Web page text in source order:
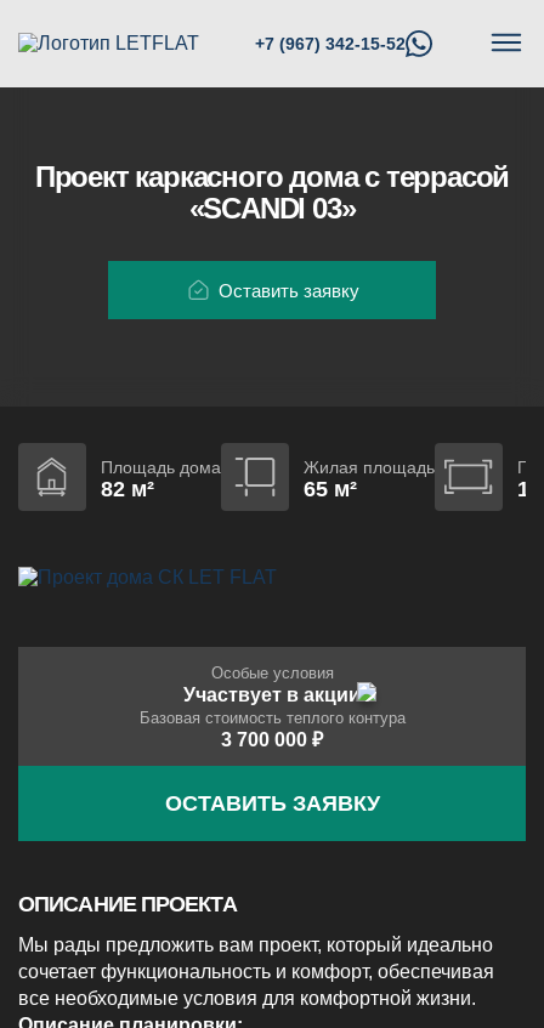
+7 (967) 342-15-52
Проект каркасного дома с террасой
«SCANDI 03»
Оставить заявку
Площадь дома
82 м²
Жилая площадь
65 м²
Базовая стоимость теплого контура
3 700 000 ₽
Особые условия
Участвует в акции
ОСТАВИТЬ ЗАЯВКУ
ОПИСАНИЕ ПРОЕКТА
Мы рады предложить вам проект, который идеально
сочетает функциональность и комфорт, обеспечивая
все необходимые условия для комфортной жизни.